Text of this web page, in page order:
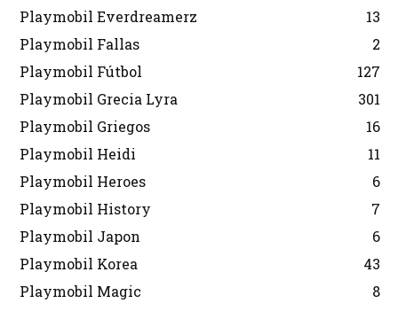
Playmobil Everdreamerz
13
Playmobil Fallas
2
Playmobil Fútbol
127
Playmobil Grecia Lyra
301
Playmobil Griegos
16
Playmobil Heidi
11
Playmobil Heroes
6
Playmobil History
7
Playmobil Japon
6
Playmobil Korea
43
Playmobil Magic
8